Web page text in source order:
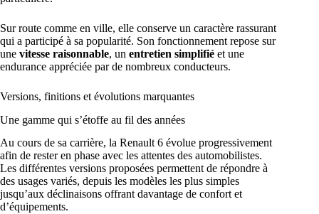
Sur route comme en ville, elle conserve un caractère rassurant
qui a participé à sa popularité. Son fonctionnement repose sur
une vitesse raisonnable, un entretien simplifié et une
endurance appréciée par de nombreux conducteurs.
Versions, finitions et évolutions marquantes
Une gamme qui s’étoffe au fil des années
Au cours de sa carrière, la Renault 6 évolue progressivement
afin de rester en phase avec les attentes des automobilistes.
Les différentes versions proposées permettent de répondre à
des usages variés, depuis les modèles les plus simples
jusqu’aux déclinaisons offrant davantage de confort et
d’équipements.